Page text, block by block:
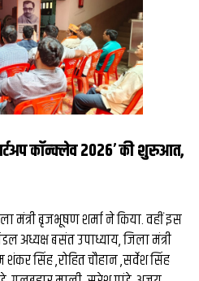
कॉन्क्लेव 2026’ की शुरुआत,
मंत्री बृजभूषण शर्मा ने किया. वहीं इस
अध्यक्ष बसंत उपाध्याय, जिला मंत्री
सिंह ,रोहित चौहान ,सर्वेश सिंह